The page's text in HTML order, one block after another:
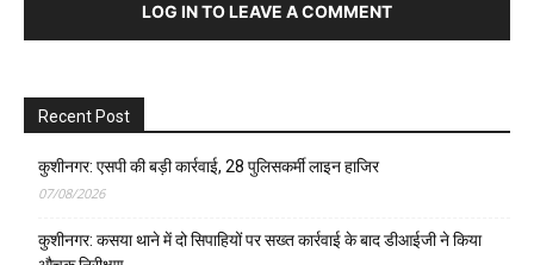
LOG IN TO LEAVE A COMMENT
Recent Post
कुशीनगर: एसपी की बड़ी कार्रवाई, 28 पुलिसकर्मी लाइन हाजिर
07/08/2026
कुशीनगर: कसया थाने में दो सिपाहियों पर सख्त कार्रवाई के बाद डीआईजी ने किया